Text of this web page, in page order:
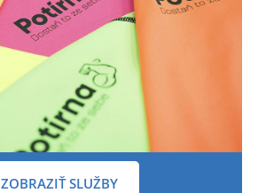
ZOBRAZIŤ SLUŽBY